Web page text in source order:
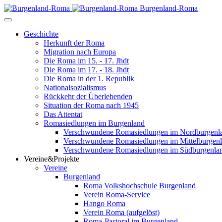
Burgenland-Roma
Geschichte
Herkunft der Roma
Migration nach Europa
Die Roma im 15. - 17. Jhdt
Die Roma im 17. - 18. Jhdt
Die Roma in der 1. Republik
Nationalsozialismus
Rückkehr der Überlebenden
Situation der Roma nach 1945
Das Attentat
Romasiedlungen im Burgenland
Verschwundene Romasiedlungen im
Verschwundene Romasiedlungen im
Verschwundene Romasiedlungen im
Vereine&Projekte
Vereine
Burgenland
Roma Volkshochschule Burgenland
Verein Roma-Service
Hango Roma
Verein Roma (aufgelöst)